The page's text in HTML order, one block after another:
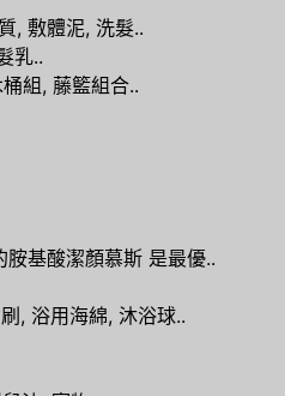
, 敷體泥, 洗髮..
乳..
組, 藤籃組合..
基酸潔顏慕斯 是最優..
, 浴用海綿, 沐浴球..